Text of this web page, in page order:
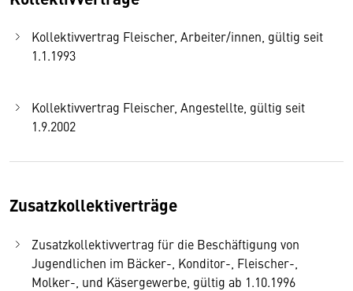
Kollektivvertrag Fleischer, Arbeiter/innen, gültig seit
1.1.1993
Kollektivvertrag Fleischer, Angestellte, gültig seit
1.9.2002
Zusatzkollektiverträge
Zusatzkollektivvertrag für die Beschäftigung von
Jugendlichen im Bäcker-, Konditor-, Fleischer-,
Molker-, und Käsergewerbe, gültig ab 1.10.1996